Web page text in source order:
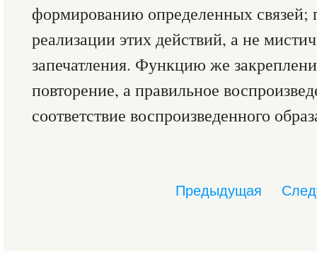
формированию определенных связей;
реализации этих действий, а не
запечатления. Функцию же
повторение, а правильное
соответствие воспроизведенного
Предыдущая